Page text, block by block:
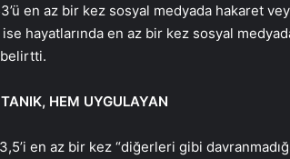
en az bir kez sosyal medyada hakaret
hayatlarında en az bir kez sosyal
belirtti.
HEM UYGULAYAN
en az bir kez “diğerleri gibi